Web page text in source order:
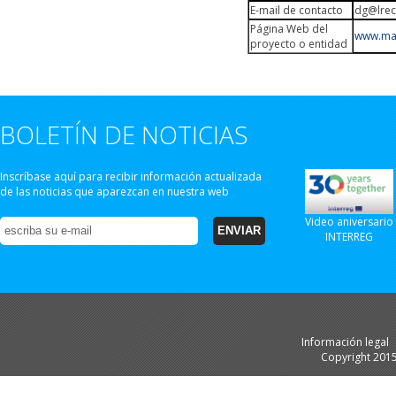
E-mail de contacto
Página Web del
proyecto o entidad
BOLETÍN DE NOTICIAS
Inscríbase aquí para recibir información actualizada
de las noticias que aparezcan en nuestra web
Video aniversario
INTERREG
Información legal
Copyright